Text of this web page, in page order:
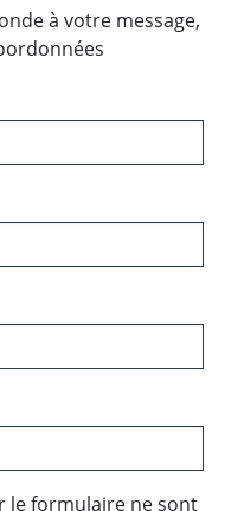
à votre message,
le formulaire ne sont